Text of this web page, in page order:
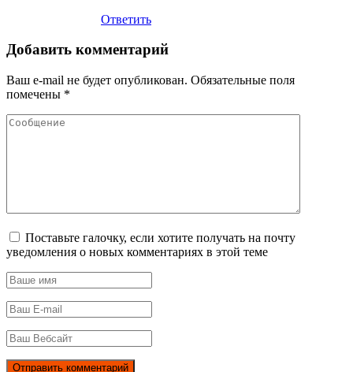
Ответить
Добавить комментарий
Ваш e-mail не будет опубликован. Обязательные поля
помечены *
Поставьте галочку, если хотите получать на почту
уведомления о новых комментариях в этой теме